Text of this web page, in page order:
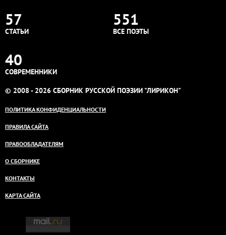
57
СТАТЬИ
551
ВСЕ ПОЭТЫ
40
СОВРЕМЕННИКИ
© 2008 - 2026 СБОРНИК РУССКОЙ ПОЭЗИИ "ЛИРИКОН"
ПОЛИТИКА КОНФИДЕНЦИАЛЬНОСТИ
ПРАВИЛА САЙТА
ПРАВООБЛАДАТЕЛЯМ
О СБОРНИКЕ
КОНТАКТЫ
КАРТА САЙТА